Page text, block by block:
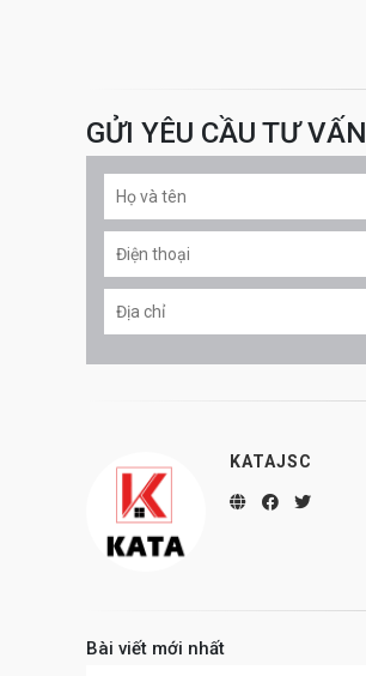
GỬI YÊU CẦU TƯ VẤN
KATAJSC
Bài viết mới nhất